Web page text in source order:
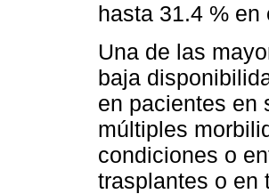
hasta 31.4 %
Una de las
baja
en pacientes en
múltiples
condiciones o
trasplantes o en